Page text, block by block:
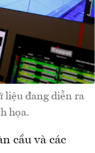
liệu đang diễn ra
họa.
cầu và các